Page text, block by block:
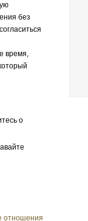
без
время,
о
отношения